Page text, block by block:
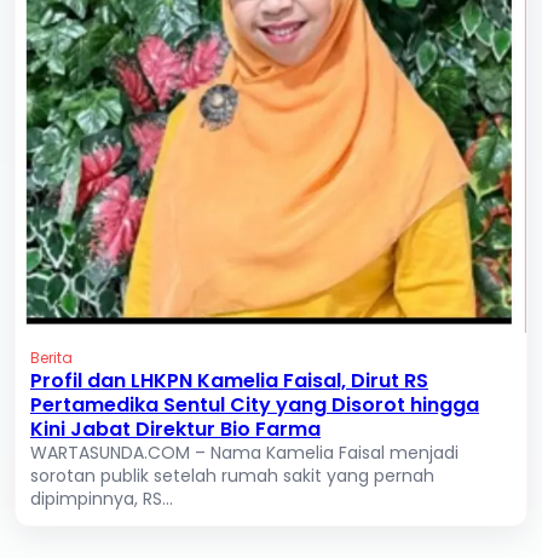
Berita
Profil dan LHKPN Kamelia Faisal, Dirut RS
Pertamedika Sentul City yang Disorot hingga
Kini Jabat Direktur Bio Farma
WARTASUNDA.COM – Nama Kamelia Faisal menjadi
sorotan publik setelah rumah sakit yang pernah
dipimpinnya, RS...